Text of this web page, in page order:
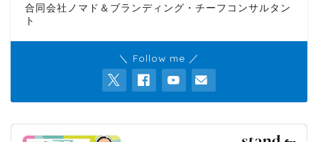
合同会社ノマド＆ブランディング・チーフコンサルタン
ト
＼ Follow me ／